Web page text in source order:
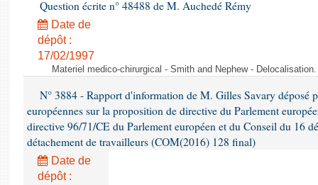
Question écrite n° 48488 de M. Auchedé Rémy
Date de
dépôt :
17/02/1997
Materiel medico-chirurgical - Smith and Nephew -
N° 3884 - Rapport d'information de M. Gilles Savary déposé
européennes sur la proposition de directive du Parlement
directive 96/71/CE du Parlement européen et du Conseil du 16
détachement de travailleurs (COM(2016) 128 final)
Date de
dépôt :